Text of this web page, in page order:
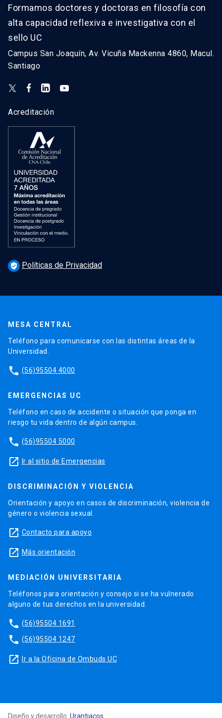
Formamos doctores y doctoras en filosofía con
alta capacidad reflexiva e investigativa con el
sello UC
Campus San Joaquín, Av. Vicuña Mackenna 4860, Macul.
Santiago
Acreditación
verified_user Políticas de Privacidad
MESA CENTRAL
Teléfono para comunicarse con las distintas áreas de la
Universidad.
phone (56)95504 4000
EMERGENCIAS UC
Teléfono en caso de accidente o situación que ponga en
riesgo tu vida dentro de algún campus.
phone (56)95504 5000
launch Ir al sitio de Emergencias
DISCRIMINACIÓN Y VIOLENCIA
Orientación y apoyo en casos de discriminación, violencia de
género o violencia sexual.
launch Contacto para apoyo
launch Más orientación
MEDIACIÓN UNIVERSITARIA
Teléfonos para orientación y consejo si se ha vulnerado
alguno de tus derechos en la universidad.
phone (56)95504 1691
phone (56)95504 1247
launch Ir a la Oficina de Ombuds UC
Diseño y desarrollo: Urantiacos